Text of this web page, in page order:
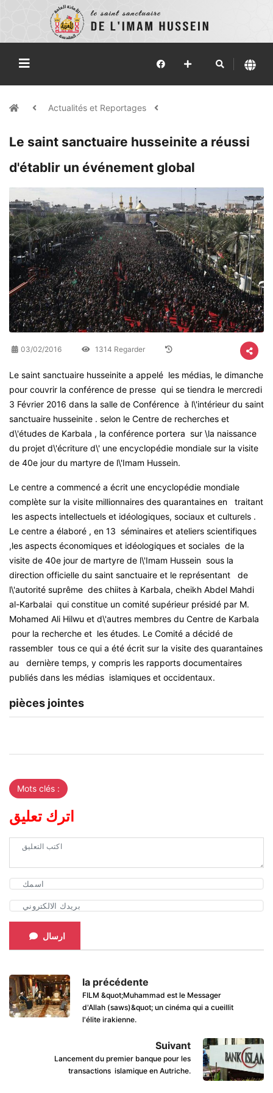
Actualités et Reportages
Le saint sanctuaire husseinite a réussi
d'établir un événement global
03/02/2016 1314 Regarder
Le saint sanctuaire husseinite a appelé les médias, le dimanche
pour couvrir la conférence de presse qui se tiendra le mercredi
3 Février 2016 dans la salle de Conférence à l\'intérieur du saint
sanctuaire husseinite . selon le Centre de recherches et
d\'études de Karbala , la conférence portera sur \la naissance
du projet d\'écriture d\' une encyclopédie mondiale sur la visite
de 40e jour du martyre de l\'Imam Hussein.
Le centre a commencé a écrit une encyclopédie mondiale
complète sur la visite millionnaires des quarantaines en traitant
les aspects intellectuels et idéologiques, sociaux et culturels .
Le centre a élaboré , en 13 séminaires et ateliers scientifiques
,les aspects économiques et idéologiques et sociales de la
visite de 40e jour de martyre de l\'Imam Hussein sous la
direction officielle du saint sanctuaire et le représentant de
l\'autorité suprême des chiites à Karbala, cheikh Abdel Mahdi
al-Karbalai qui constitue un comité supérieur présidé par M.
Mohamed Ali Hilwu et d\'autres membres du Centre de Karbala
pour la recherche et les études. Le Comité a décidé de
rassembler tous ce qui a été écrit sur la visite des quarantaines
au dernière temps, y compris les rapports documentaires
publiés dans les médias islamiques et occidentaux.
pièces jointes
Mots clés :
اترك تعليق
ارسال
la précédente
FILM &quot;Muhammad est le Messager
d'Allah (saws)&quot; un cinéma qui a cueillit
l'élite irakienne.
Suivant
Lancement du premier banque pour les
transactions islamique en Autriche.